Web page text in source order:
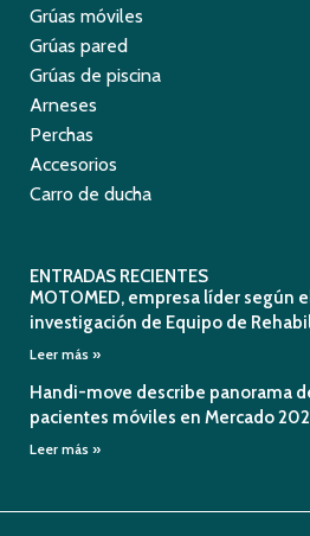
Grúas móviles
Grúas pared
Grúas de piscina
Arneses
Perchas
Accesorios
Carro de ducha
ENTRADAS RECIENTES
MOTOMED, empresa líder según
investigación de Equipo de
Leer más »
Handi-move describe panorama
pacientes móviles en Mercado
Leer más »